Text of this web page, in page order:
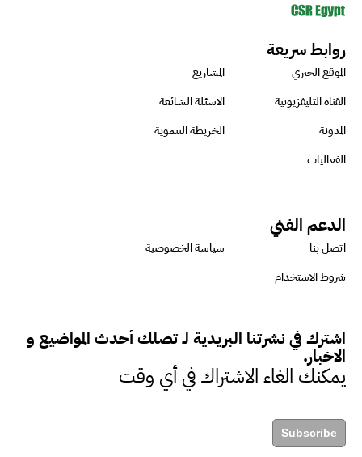
روابط سريعة
الموقع الخبري
المشاريع
القناة التليفزيونية
الاسئلة الشائعة
المدونة
الخريطة التنموية
الفعاليات
الدعم الفني
اتصل بنا
سياسة الخصوصية
شروط الاستخدام
اشترك في نشرتنا البريدية لـ تصلك أحدث المواضيع و
الاخبار.
يمكنك الغاء الاشتراك في أي وقت
Subscribe